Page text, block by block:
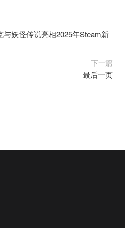
与妖怪传说亮相2025年Steam新
下一篇
最后一页